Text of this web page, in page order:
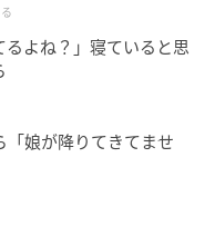
よね？」寝ていると思
娘が降りてきてませ